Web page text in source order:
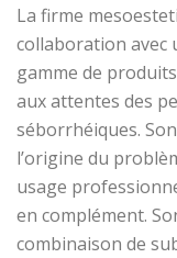
La firme
collaboration avec
gamme de
aux attentes des
séborrhéiques.
l’origine du
usage
en complément.
combinaison de